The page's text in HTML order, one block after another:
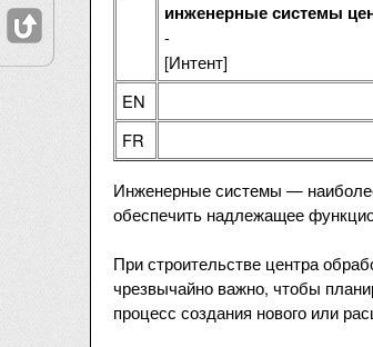
инженерные системы
-
[Интент]
EN
FR
Инженерные системы —
обеспечить надлежащее
При строительстве центра
чрезвычайно важно, чтобы
процесс создания нового или